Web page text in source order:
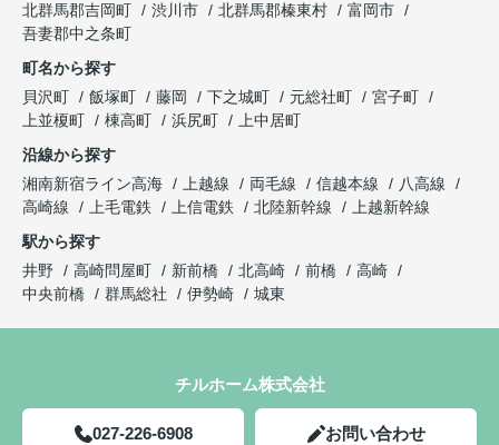
北群馬郡吉岡町
渋川市 北群馬郡榛東村
富岡市
吾妻郡中之条町
町名から探す
貝沢町
飯塚町 藤岡 下之城町 元総社町
宮子町
上並榎町
棟高町 浜尻町
上中居町
沿線から探す
湘南新宿ライン高海
上越線 両毛線 信越本線
八高線
高崎線
上毛電鉄 上信電鉄 北陸新幹線
上越新幹線
駅から探す
井野
高崎問屋町 新前橋 北高崎 前橋
高崎
中央前橋
群馬総社 伊勢崎 城東
チルホーム株式会社
027-226-6908 お問い合わせ